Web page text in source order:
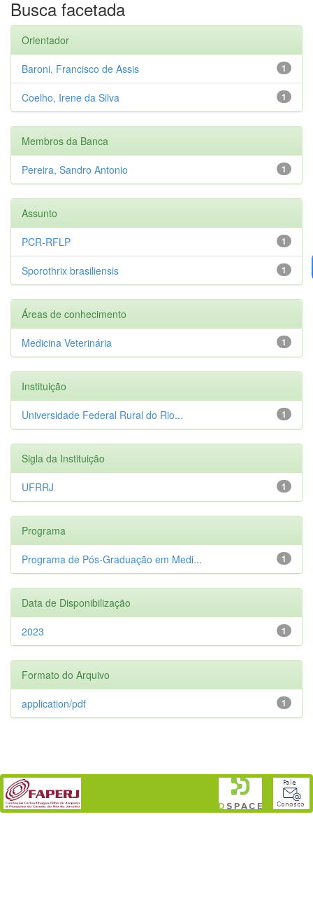
Busca facetada
Orientador
1
Baroni, Francisco de Assis
1
Coelho, Irene da Silva
Membros da Banca
1
Pereira, Sandro Antonio
Assunto
1
PCR-RFLP
1
Sporothrix brasiliensis
Áreas de conhecimento
1
Medicina Veterinária
Instituição
1
Universidade Federal Rural do Rio...
Sigla da Instituição
1
UFRRJ
Programa
1
Programa de Pós-Graduação em Medi...
Data de Disponibilização
1
2023
Formato do Arquivo
1
application/pdf